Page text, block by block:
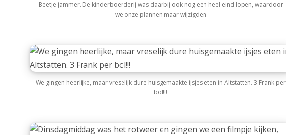
Beetje jammer. De kinderboerderij was daarbij ook nog een heel eind lopen, waardoor
we onze plannen maar wijzigden
We gingen heerlijke, maar vreselijk dure huisgemaakte ijsjes eten in Altstatten. 3 Frank per
bol!!!